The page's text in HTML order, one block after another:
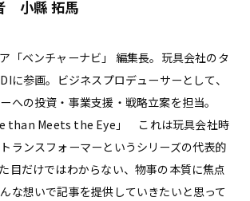
小縣 拓馬
「ベンチャーナビ」 編集長。玩具会社のタ
に参画。ビジネスプロデューサーとして、
への投資・事業支援・戦略立案を担当。
Meets the Eye」 これは玩具会社時
ランスフォーマーというシリーズの代表的
目だけではわからない、物事の本質に焦点
な想いで記事を提供していきたいと思って